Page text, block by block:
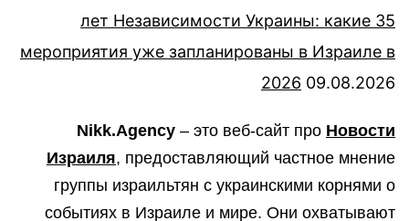
35 лет Независимости Украины: какие
мероприятия уже запланированы в Израиле в
2026 09.08.2026
Nikk.Agency – это веб-сайт про Новости
Израиля, предоставляющий частное мнение
группы израильтян с украинскими корнями о
событиях в Израиле и мире. Они охватывают